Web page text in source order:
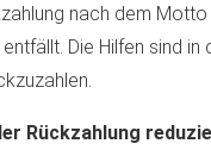
nach dem
Die Hilfen sind in
Rückzahlung